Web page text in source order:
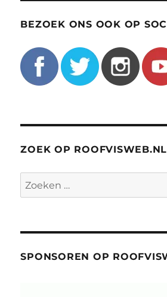
BEZOEK ONS OOK OP
ZOEK OP ROOFVISWEB.NL
Zoeken
naar:
SPONSOREN OP